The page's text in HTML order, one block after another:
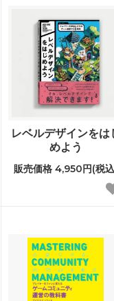
レベルデザインをは
めよう
販売価格 4,950円(税